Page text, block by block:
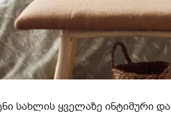
სახლის ყველაზე ინტიმური